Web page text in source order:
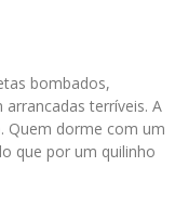
bombados,
terríveis. A
Quem dorme com um
que por um quilinho